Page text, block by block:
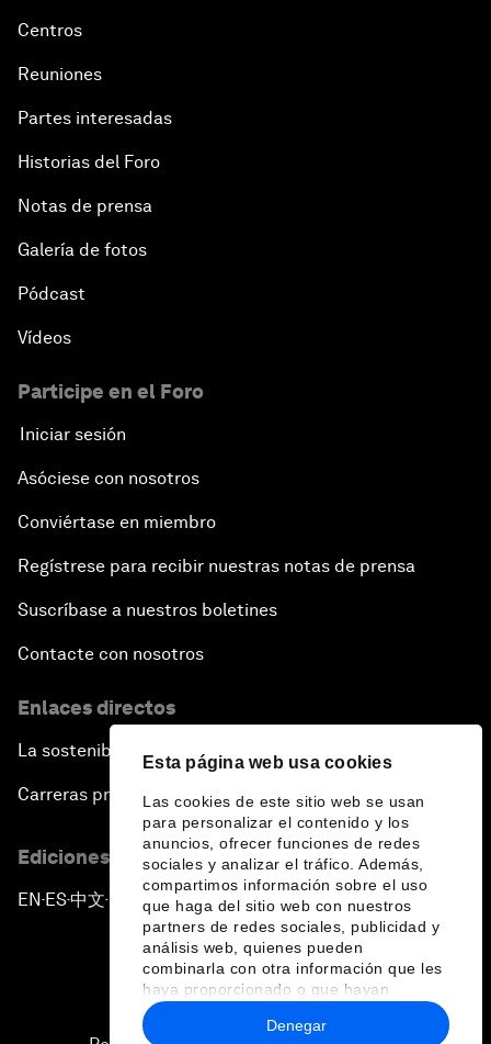
Esta página web usa cookies
Las cookies de este sitio web se usan
para personalizar el contenido y los
anuncios, ofrecer funciones de redes
sociales y analizar el tráfico. Además,
compartimos información sobre el uso
que haga del sitio web con nuestros
partners de redes sociales, publicidad y
análisis web, quienes pueden
combinarla con otra información que les
haya proporcionado o que hayan
recopilado a partir del uso que haya
hecho de sus servicios.
Denegar
Centros
Reuniones
Partes interesadas
Historias del Foro
Notas de prensa
Galería de fotos
Pódcast
Vídeos
Participe en el Foro
Iniciar sesión
Asóciese con nosotros
Conviértase en miembro
Regístrese para recibir nuestras notas de prensa
Suscríbase a nuestros boletines
Contacte con nosotros
Enlaces directos
La sostenibilidad en el Foro
Carreras profesionales
Ediciones en otros idiomas
EN ▪ES▪中文▪ 日本語